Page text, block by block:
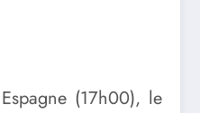
(17h00), le